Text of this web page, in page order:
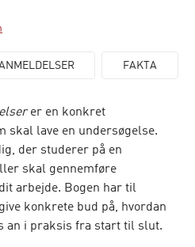
FAKTA
er en konkret
skal lave en undersøgelse.
der studerer på en
skal gennemføre
arbejde. Bogen har til
konkrete bud på, hvordan
an i praksis fra start til slut.